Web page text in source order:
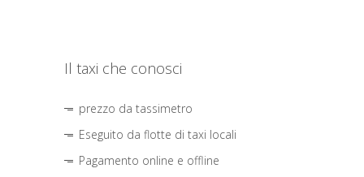
Il taxi che conosci
prezzo da tassimetro
Eseguito da flotte di taxi locali
Pagamento online e offline